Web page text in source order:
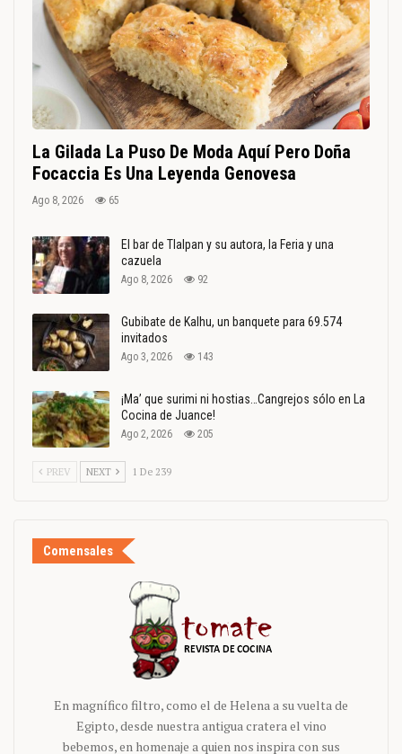
La Gilada La Puso De Moda Aquí Pero Doña
Focaccia Es Una Leyenda Genovesa
Ago 8, 2026 65
El bar de Tlalpan y su autora, la Feria y una
cazuela
Ago 8, 2026 92
Gubibate de Kalhu, un banquete para 69.574
invitados
Ago 3, 2026 143
¡Ma’ que surimi ni hostias…Cangrejos sólo en La
Cocina de Juance!
Ago 2, 2026 205
PREV NEXT 1 De 239
Comensales
En magnífico filtro, como el de Helena a su vuelta de
Egipto, desde nuestra antigua cratera el vino
bebemos, en homenaje a quien nos inspira con sus